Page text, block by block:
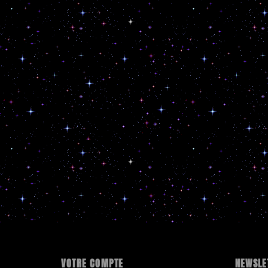
VOTRE COMPTE